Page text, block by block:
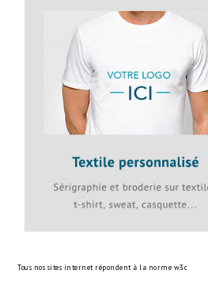
Tous nos sites internet répondent à la norme w3c